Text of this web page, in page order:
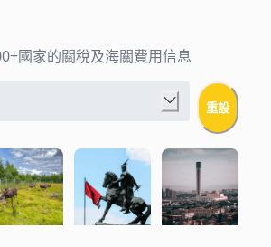
國家的關稅及海關費用信息
重設